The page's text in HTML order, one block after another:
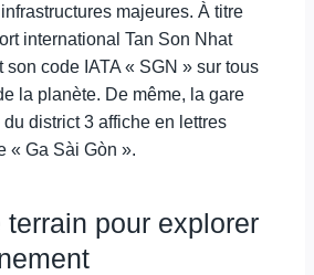
majeures. À titre
international Tan Son Nhat
son code IATA « SGN » sur tous
la planète. De même, la gare
district 3 affiche en lettres
« Ga Sài Gòn ».
pour explorer